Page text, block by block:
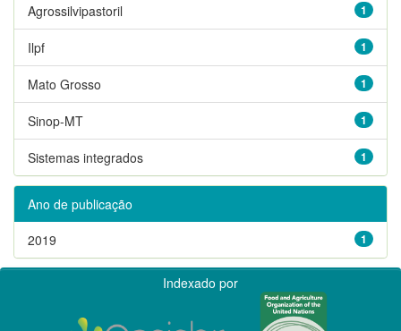
1
Agrossilvipastoril
1
Ilpf
1
Mato Grosso
1
Sinop-MT
1
Sistemas integrados
Ano de publicação
1
2019
Indexado por